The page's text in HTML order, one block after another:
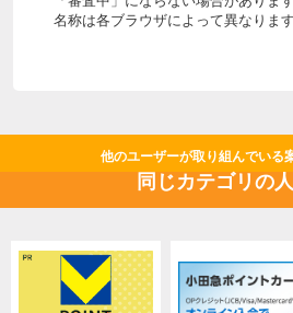
名称は各ブラウザによって異なります
他のユーザーが取り組んでいる
同じカテゴリの